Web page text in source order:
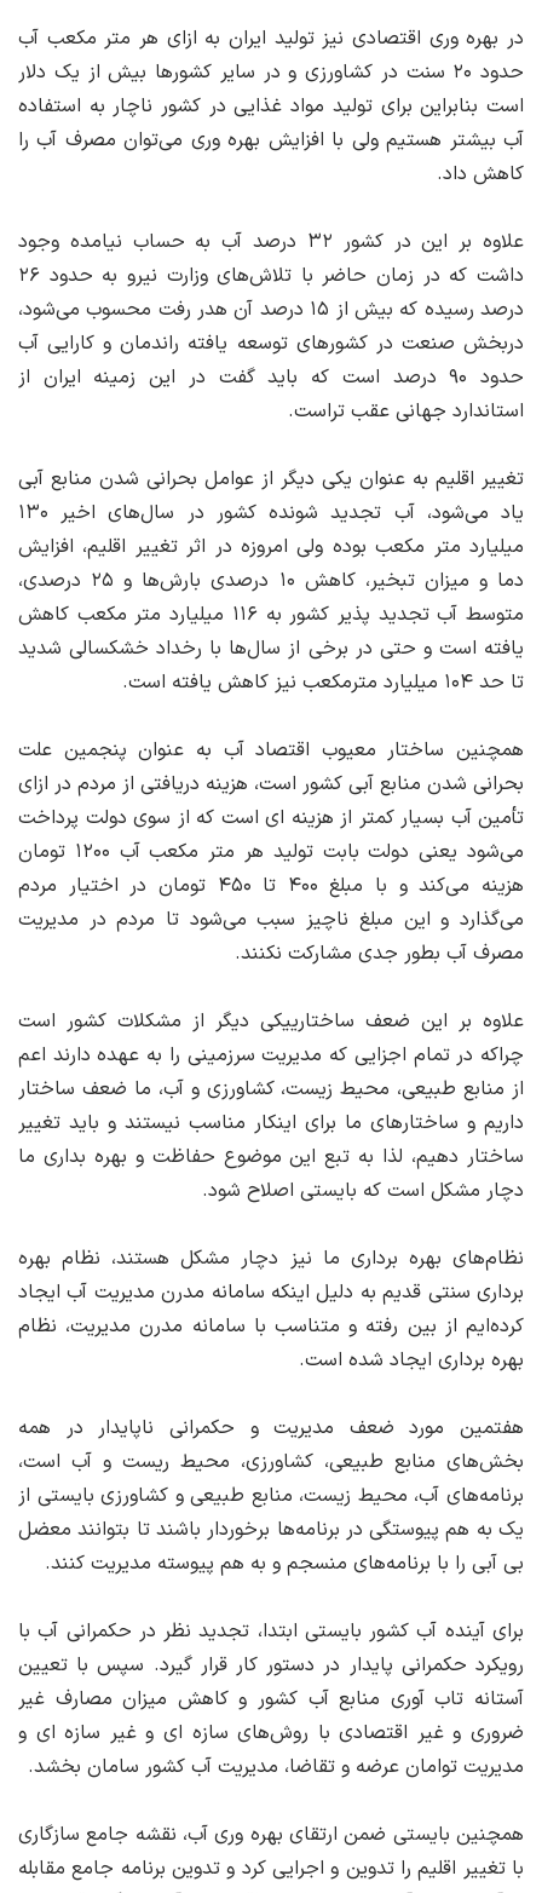
در بهره وری اقتصادی نیز تولید ایران به ازای هر متر مکعب آب
حدود ۲۰ سنت در کشاورزی و در سایر کشورها بیش از یک دلار
است بنابراین برای تولید مواد غذایی در کشور ناچار به استفاده
آب بیشتر هستیم ولی با افزایش بهره وری می‌توان مصرف آب را
کاهش داد.
علاوه بر این در کشور ۳۲ درصد آب به حساب نیامده وجود
داشت که در زمان حاضر با تلاش‌های وزارت نیرو به حدود ۲۶
درصد رسیده که بیش از ۱۵ درصد آن هدر رفت محسوب می‌شود،
دربخش صنعت در کشورهای توسعه یافته راندمان و کارایی آب
حدود ۹۰ درصد است که باید گفت در این زمینه ایران از
استاندارد جهانی عقب تراست.
تغییر اقلیم به عنوان یکی دیگر از عوامل بحرانی شدن منابع آبی
یاد می‌شود، آب تجدید شونده کشور در سال‌های اخیر ۱۳۰
میلیارد متر مکعب بوده ولی امروزه در اثر تغییر اقلیم، افزایش
دما و میزان تبخیر، کاهش ۱۰ درصدی بارش‌ها و ۲۵ درصدی،
متوسط آب تجدید پذیر کشور به ۱۱۶ میلیارد متر مکعب کاهش
یافته است و حتی در برخی از سال‌ها با رخداد خشکسالی شدید
تا حد ۱۰۴ میلیارد مترمکعب نیز کاهش یافته است.
همچنین ساختار معیوب اقتصاد آب به عنوان پنجمین علت
بحرانی شدن منابع آبی کشور است، هزینه دریافتی از مردم در ازای
تأمین آب بسیار کمتر از هزینه ای است که از سوی دولت پرداخت
می‌شود یعنی دولت بابت تولید هر متر مکعب آب ۱۲۰۰ تومان
هزینه می‌کند و با مبلغ ۴۰۰ تا ۴۵۰ تومان در اختیار مردم
می‌گذارد و این مبلغ ناچیز سبب می‌شود تا مردم در مدیریت
مصرف آب بطور جدی مشارکت نکنند.
علاوه بر این ضعف ساختارییکی دیگر از مشکلات کشور است
چراکه در تمام اجزایی که مدیریت سرزمینی را به عهده دارند اعم
از منابع طبیعی، محیط زیست، کشاورزی و آب، ما ضعف ساختار
داریم و ساختارهای ما برای اینکار مناسب نیستند و باید تغییر
ساختار دهیم، لذا به تبع این موضوع حفاظت و بهره بداری ما
دچار مشکل است که بایستی اصلاح شود.
نظام‌های بهره برداری ما نیز دچار مشکل هستند، نظام بهره
برداری سنتی قدیم به دلیل اینکه سامانه مدرن مدیریت آب ایجاد
کرده‌ایم از بین رفته و متناسب با سامانه مدرن مدیریت، نظام
بهره برداری ایجاد شده است.
هفتمین مورد ضعف مدیریت و حکمرانی ناپایدار در همه
بخش‌های منابع طبیعی، کشاورزی، محیط ریست و آب است،
برنامه‌های آب، محیط زیست، منابع طبیعی و کشاورزی بایستی از
یک به هم پیوستگی در برنامه‌ها برخوردار باشند تا بتوانند معضل
بی آبی را با برنامه‌های منسجم و به هم پیوسته مدیریت کنند.
برای آینده آب کشور بایستی ابتدا، تجدید نظر در حکمرانی آب با
رویکرد حکمرانی پایدار در دستور کار قرار گیرد. سپس با تعیین
آستانه تاب آوری منابع آب کشور و کاهش میزان مصارف غیر
ضروری و غیر اقتصادی با روش‌های سازه ای و غیر سازه ای و
مدیریت توامان عرضه و تقاضا، مدیریت آب کشور سامان بخشد.
همچنین بایستی ضمن ارتقای بهره وری آب، نقشه جامع سازگاری
با تغییر اقلیم را تدوین و اجرایی کرد و تدوین برنامه جامع مقابله